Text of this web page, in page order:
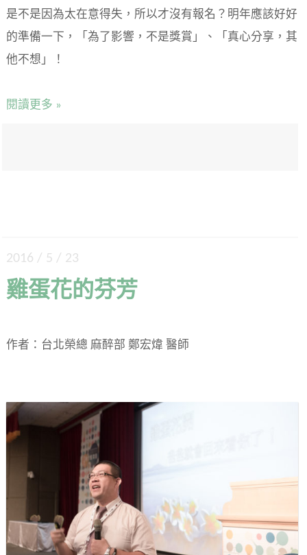
是不是因為太在意得失，所以才沒有報名？明年應該好好
的準備一下，「為了影響，不是獎賞」、「真心分享，其
他不想」！
閱讀更多 »
2016 / 5 / 23
雞蛋花的芬芳
作者：台北榮總 麻醉部 鄭宏煒 醫師